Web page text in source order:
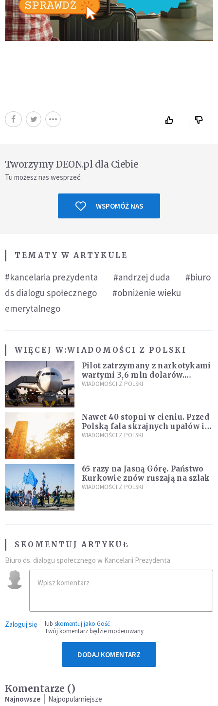
Tworzymy DEON.pl dla Ciebie
Tu możesz nas wesprzeć.
WSPOMÓŻ NAS
TEMATY W ARTYKULE
#kancelaria prezydenta #andrzej duda
#biuro
ds dialogu społecznego
#obniżenie wieku
emerytalnego
WIĘCEJ W:WIADOMOŚCI Z POLSKI
Pilot zatrzymany z narkotykami
wartymi 3,6 mln dolarów.
Śledczy podejrzewają, że latał
WIADOMOŚCI Z POLSKI
Nawet 40 stopni w cieniu. Przed
Polską fala skrajnych upałów i
gwałtowne burze
WIADOMOŚCI Z POLSKI
65 razy na Jasną Górę. Państwo
Kurkowie znów ruszają na szlak
WIADOMOŚCI Z POLSKI
SKOMENTUJ ARTYKUŁ
Biuro ds. dialogu społecznego w Kancelarii Prezydenta
Zaloguj się lub skomentuj jako Gość
Twój komentarz będzie moderowany
DODAJ KOMENTARZ
Komentarze ()
Najnowsze Najpopularniejsze